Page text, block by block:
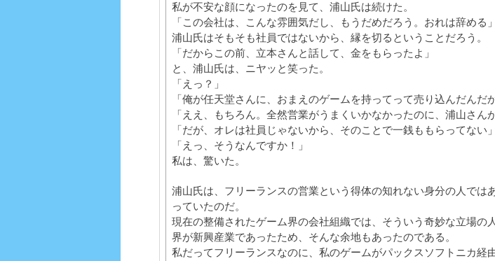
私が不安な顔になったのを見て、浦山氏は続けた。
「この会社は、こんな雰囲気だし、もうだめだろう。おれは辞める」
浦山氏はそもそも社員ではないから、縁を切るということだろう。
「だからこの前、立本さんと話して、金をもらったよ」
と、浦山氏は、ニヤッと笑った。
「えっ？」
「俺が任天堂さんに、おまえのゲームを持ってって売り込んだんだ
「ええ、もちろん。全然営業がうまくいかなかったのに、浦山さん
「だが、オレは社員じゃないから、そのことで一銭ももらってない」
「えっ、そうなんですか！」
私は、驚いた。
浦山氏は、フリーランスの営業という得体の知れない身分の人で
っていたのだ。
現在の整備されたゲーム界の会社組織では、そういう奇妙な立場
界が新興産業であったため、そんな余地もあったのである。
私だってフリーランスなのに、私のゲームがパックスソフトニカ